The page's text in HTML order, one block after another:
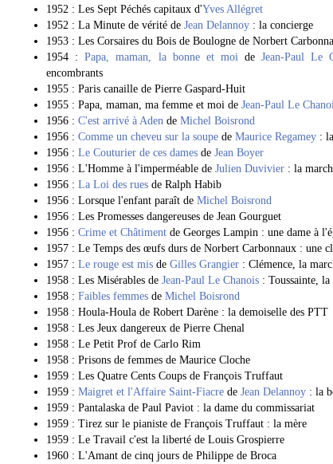
1952 : Les Sept Péchés capitaux d'Yves Allégret
1952 : La Minute de vérité de Jean Delannoy : la concierge
1953 : Les Corsaires du Bois de Boulogne de Norbert
1954 :Papa, maman, la bonne et moideJean-Paul Le
encombrants
1955 : Paris canaille de Pierre Gaspard-Huit
1955 : Papa, maman, ma femme et moi de Jean-Paul Le
1956 : C'est arrivé à Aden de Michel Boisrond
1956 : Comme un cheveu sur la soupe de Maurice Regamey :
1956 : Le Couturier de ces dames de Jean Boyer
1956 : L'Homme à l'imperméable de Julien Duvivier : la
1956 : La Loi des rues de Ralph Habib
1956 : Lorsque l'enfant paraît de Michel Boisrond
1956 : Les Promesses dangereuses de Jean Gourguet
1956 : Crime et Châtiment de Georges Lampin : une dame à
1957 : Le Temps des œufs durs de Norbert Carbonnaux : une
1957 : Le rouge est mis de Gilles Grangier : Clémence, la
1958 : Les Misérables de Jean-Paul Le Chanois : Toussainte,
1958 : Faibles femmes de Michel Boisrond
1958 : Houla-Houla de Robert Darène : la demoiselle des PTT
1958 : Les Jeux dangereux de Pierre Chenal
1958 : Le Petit Prof de Carlo Rim
1958 : Prisons de femmes de Maurice Cloche
1959 : Les Quatre Cents Coups de François Truffaut
1959 : Maigret et l'Affaire Saint-Fiacre de Jean Delannoy : la
1959 : Pantalaska de Paul Paviot : la dame du commissariat
1959 : Tirez sur le pianiste de François Truffaut : la mère
1959 : Le Travail c'est la liberté de Louis Grospierre
1960 : L'Amant de cinq jours de Philippe de Broca